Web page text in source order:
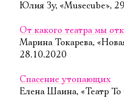
Юлия Зу, «Musecube»,
От какого театра мы
Марина Токарева,
28.10.2020
Спасение утопающих
Елена Шаина, «Театр